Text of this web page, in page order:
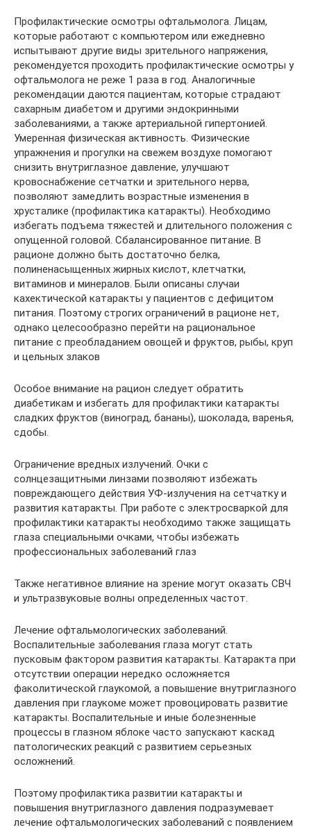
Профилактические осмотры офтальмолога. Лицам,
которые работают с компьютером или ежедневно
испытывают другие виды зрительного напряжения,
рекомендуется проходить профилактические осмотры у
офтальмолога не реже 1 раза в год. Аналогичные
рекомендации даются пациентам, которые страдают
сахарным диабетом и другими эндокринными
заболеваниями, а также артериальной гипертонией.
Умеренная физическая активность. Физические
упражнения и прогулки на свежем воздухе помогают
снизить внутриглазное давление, улучшают
кровоснабжение сетчатки и зрительного нерва,
позволяют замедлить возрастные изменения в
хрусталике (профилактика катаракты). Необходимо
избегать подъема тяжестей и длительного положения с
опущенной головой. Сбалансированное питание. В
рационе должно быть достаточно белка,
полиненасыщенных жирных кислот, клетчатки,
витаминов и минералов. Были описаны случаи
кахектической катаракты у пациентов с дефицитом
питания. Поэтому строгих ограничений в рационе нет,
однако целесообразно перейти на рациональное
питание с преобладанием овощей и фруктов, рыбы, круп
и цельных злаков
Особое внимание на рацион следует обратить
диабетикам и избегать для профилактики катаракты
сладких фруктов (виноград, бананы), шоколада, варенья,
сдобы.
Ограничение вредных излучений. Очки с
солнцезащитными линзами позволяют избежать
повреждающего действия УФ-излучения на сетчатку и
развития катаракты. При работе с электросваркой для
профилактики катаракты необходимо также защищать
глаза специальными очками, чтобы избежать
профессиональных заболеваний глаз
Также негативное влияние на зрение могут оказать СВЧ
и ультразвуковые волны определенных частот.
Лечение офтальмологических заболеваний.
Воспалительные заболевания глаза могут стать
пусковым фактором развития катаракты. Катаракта при
отсутствии операции нередко осложняется
факолитической глаукомой, а повышение внутриглазного
давления при глаукоме может провоцировать развитие
катаракты. Воспалительные и иные болезненные
процессы в глазном яблоке часто запускают каскад
патологических реакций с развитием серьезных
осложнений.
Поэтому профилактика развитии катаракты и
повышения внутриглазного давления подразумевает
лечение офтальмологических заболеваний с появлением